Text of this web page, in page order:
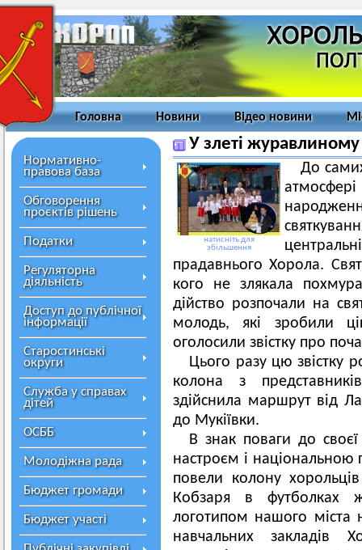
Головна Новини Відео новини
Нормативно-
правова база
Обговорення
проєктів рішень
Податки
Регуляторна
діяльність
Доступ до публічної
інформації
Старостинські
округи
Служба у справах
дітей
ОСББ
Молодіжна рада
Бюджет громади
Бюджет участі
У злеті
натисніть для
збільшення
До
прадавнього Хорола.
кого не злякала
дійство розпочали на
молодь, які зробили
оголосили звістку про
Цього разу цю звістку
колона з
здійснила маршрут від
до Мукіївки.
В знак поваги до
настроєм і національною
повели колону
Кобзаря в футболках
логотипом нашого міста
навчальних